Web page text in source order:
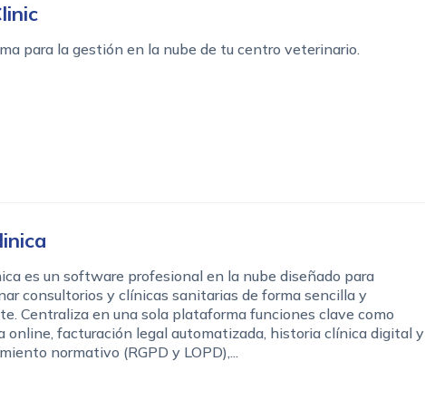
para la gestión en la nube de tu centro veterinario.
es un software profesional en la nube diseñado para
consultorios y clínicas sanitarias de forma sencilla y
Centraliza en una sola plataforma funciones clave como
online, facturación legal automatizada, historia clínica digital y
normativo (RGPD y LOPD),...